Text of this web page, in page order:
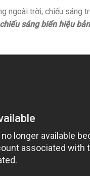
ngoài trời, chiếu sáng
sáng biển hiệu